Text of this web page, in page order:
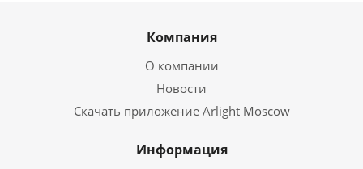
Компания
О компании
Новости
Скачать приложение Arlight Moscow
Информация